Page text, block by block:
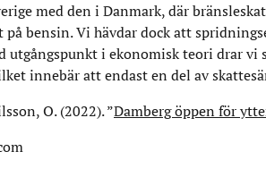
med den i Danmark, där
bensin. Vi hävdar dock att
utgångspunkt i ekonomisk teori drar
innebär att endast en del av
O. (2022). ”Damberg öppen för